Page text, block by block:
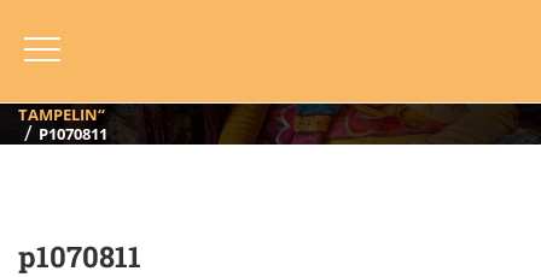
P1070811
TAMPELIN“
P1070811
p1070811